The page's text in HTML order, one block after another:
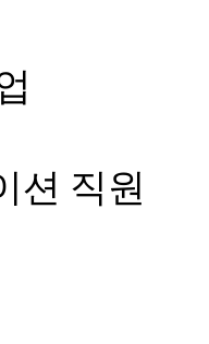
션 직원